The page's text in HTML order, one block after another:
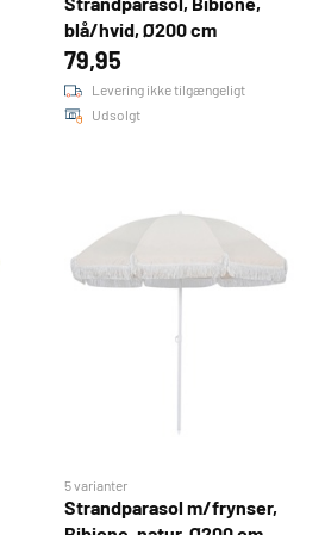
blå/hvid, Ø200 cm
79,95
Levering ikke tilgængeligt
Udsolgt
Strandparasol m/frynser,
5 varianter